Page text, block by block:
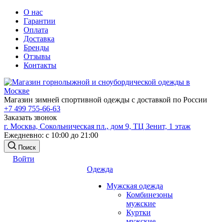
О нас
Гарантии
Оплата
Доставка
Бренды
Отзывы
Контакты
Магазин зимней спортивной одежды с доставкой по России
+7 499 755-66-63
Заказать звонок
г. Москва, Сокольническая пл., дом 9, ТЦ Зенит, 1 этаж
Ежедневно: с 10:00 до 21:00
Поиск
Войти
Одежда
Мужская одежда
Комбинезоны
мужские
Куртки